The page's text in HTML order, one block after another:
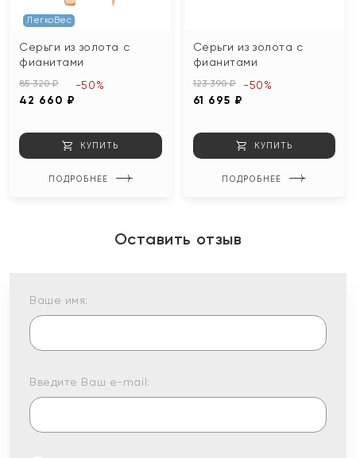
ЛегкоВес
Серьги из золота с
фианитами
85 320 ₽
42 660 ₽
-50%
КУПИТЬ
ПОДРОБНЕЕ
Серьги из золота с
фианитами
123 390 ₽
61 695 ₽
-50%
КУПИТЬ
ПОДРОБНЕЕ
Оставить отзыв
Ваше имя:
Введите Ваш e-mail: